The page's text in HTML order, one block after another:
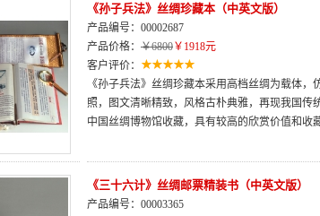
《孙子兵法》丝绸珍藏本（中英文版）
产品编号：00002687
产品价格： ￥6800￥1918元
客户评价：
《孙子兵法》丝绸珍藏本采用高档丝绸为载体
照，图文清晰精致，风格古朴典雅，再现我国
中国丝绸博物馆收藏，具有较高的欣赏价值和收
《三十六计》丝绸邮票精装书（中英文版）
产品编号：00003365